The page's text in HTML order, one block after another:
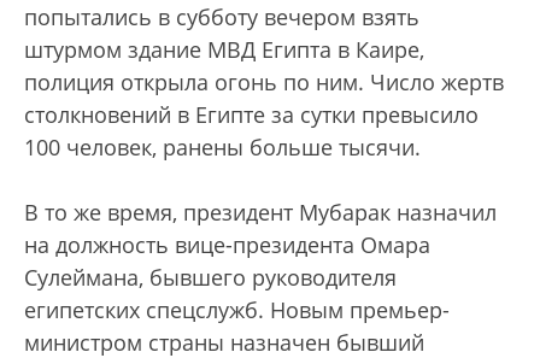
попытались в субботу вечером взять
штурмом здание МВД Египта в Каире,
полиция открыла огонь по ним. Число жертв
столкновений в Египте за сутки превысило
100 человек, ранены больше тысячи.
В то же время, президент Мубарак назначил
на должность вице-президента Омара
Сулеймана, бывшего руководителя
египетских спецслужб. Новым премьер-
министром страны назначен бывший